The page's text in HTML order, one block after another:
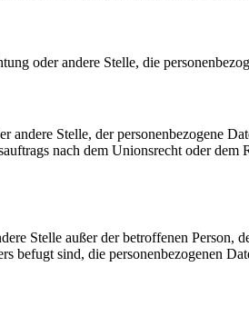
oder andere Stelle, die
Stelle, der personenbezogene
nach dem Unionsrecht oder
Stelle außer der betroffenen Person,
befugt sind, die personenbezogenen